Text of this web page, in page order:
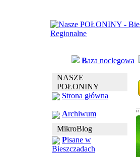
Baza noclegowa
NASZE
POŁONINY
Strona główna
Archiwum
MikroBlog
Pisane w
Bieszczadach